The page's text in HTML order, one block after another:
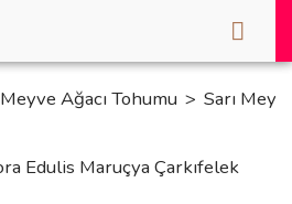
Meyve Ağacı Tohumu Sarı